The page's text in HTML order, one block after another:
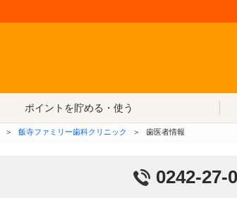
ポイントを貯める・使う
＞ 飯寺ファミリー歯科クリニック ＞ 歯医者情報
0242-27-